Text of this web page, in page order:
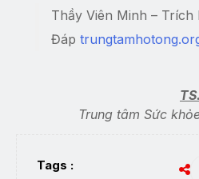
Thầy Viên Minh – Trích
Đáp
Trung tâm Sức
Tags :